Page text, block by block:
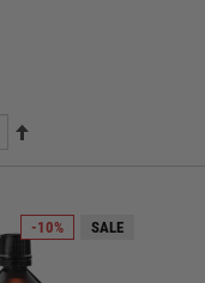
-10% SALE